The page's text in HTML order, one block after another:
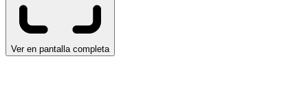
Ver en pantalla completa